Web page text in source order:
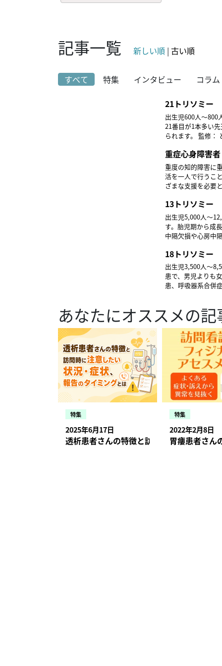
記事一覧 新しい順 | 古い順
すべて 特集 インタビュー コラム
21トリソミー
出生児600人～800
21番目が1本多い
られます
重症心身障害者
重度の知的障害に
活を一人で行うこ
13トリソミー
出生児5,000人～
す。胎児期から成
中隔欠損や心房中
18トリソミー
出生児3,500人～
患で、男児よりも
患、呼吸器系合併
あなたにオススメの記
特集
2025年6月17日
透析患者さんの特徴と訪問時に注意したい
特集
2022年2月8日
胃瘻患者さん